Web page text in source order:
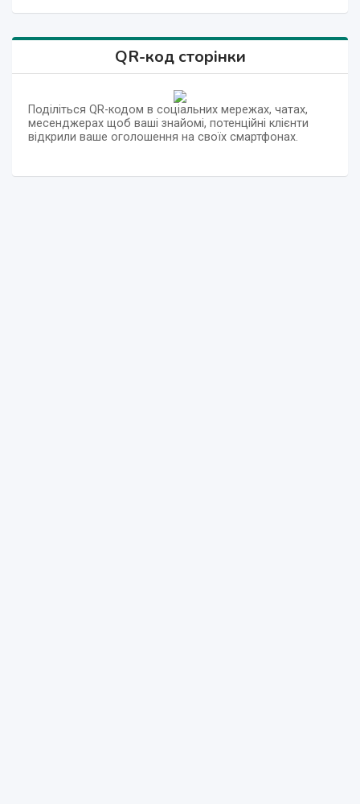
QR-код сторінки
Поділіться QR-кодом в соціальних мережах, чатах,
месенджерах щоб ваші знайомі, потенційні клієнти
відкрили ваше оголошення на своїх смартфонах.